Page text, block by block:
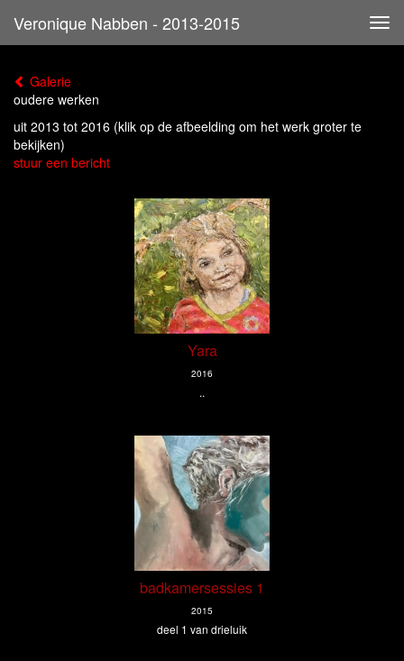
Veronique Nabben - 2013-2015
Galerie
oudere werken
uit 2013 tot 2016 (klik op de afbeelding om het werk groter te
bekijken)
stuur een bericht
Yara
2016
..
badkamersessies 1
2015
deel 1 van drieluik